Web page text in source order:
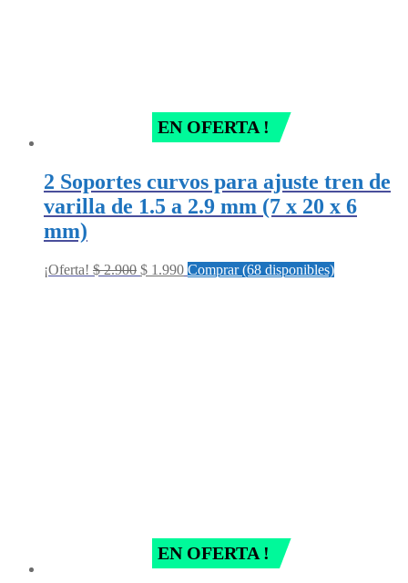
EN OFERTA !
2 Soportes curvos para ajuste tren de
varilla de 1.5 a 2.9 mm (7 x 20 x 6
mm)
¡Oferta! $2.900 Original
$ 1.990Current
Comprar (68 disponibles)
EN OFERTA !